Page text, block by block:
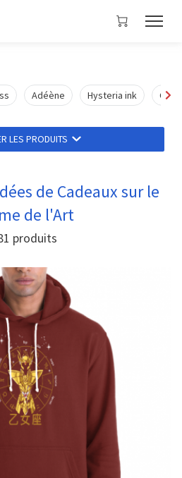
Adéène Hysteria ink
LES PRODUITS
de Cadeaux sur le
de l'Art
produits